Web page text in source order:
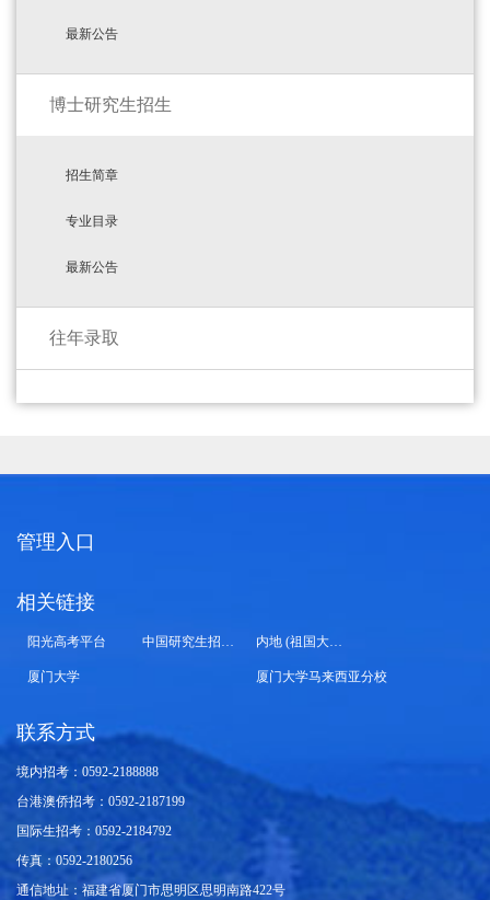
最新公告
博士研究生招生
招生简章
专业目录
最新公告
往年录取
管理入口
相关链接
阳光高考平台 中国研究生招生信息网 内地 (祖国大陆) 高校面向港澳台招生信息网
厦门大学 厦门大学马来西亚分校
联系方式
境内招考：0592-2188888
台港澳侨招考：0592-2187199
国际生招考：0592-2184792
传真：0592-2180256
通信地址：福建省厦门市思明区思明南路422号